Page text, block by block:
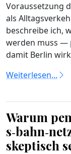
Voraussetzung
als
beschreibe ich,
werden muss —
damit Berlin
Weiterlesen...
Warum
skeptisch